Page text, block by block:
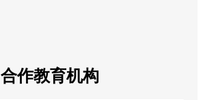
合作教育机构